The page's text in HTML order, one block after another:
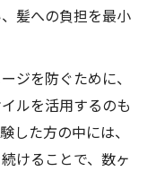
髪への負担を最小
ジを防ぐために、
ルを活用するのも
した方の中には、
けることで、数ヶ